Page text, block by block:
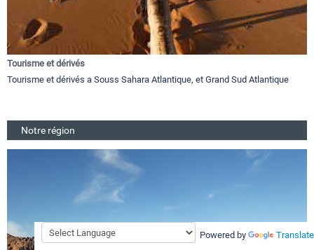
Tourisme et dérivés
Tourisme et dérivés a Souss Sahara Atlantique, et Grand Sud Atlantique
Notre région
Powered by Translate